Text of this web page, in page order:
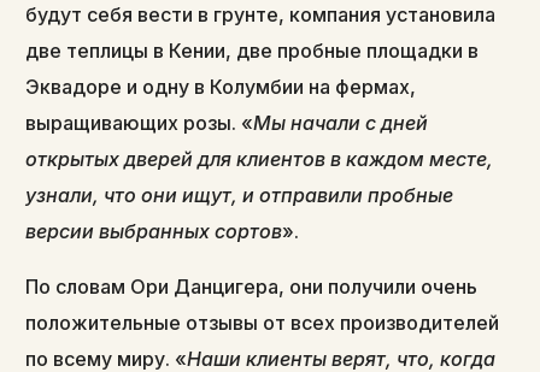
будут себя вести в грунте, компания установила
две теплицы в Кении, две пробные площадки в
Эквадоре и одну в Колумбии на фермах,
выращивающих розы. «Мы начали с дней
открытых дверей для клиентов в каждом месте,
узнали, что они ищут, и отправили пробные
версии выбранных сортов».
По словам Ори Данцигера, они получили очень
положительные отзывы от всех производителей
по всему миру. «Наши клиенты верят, что, когда